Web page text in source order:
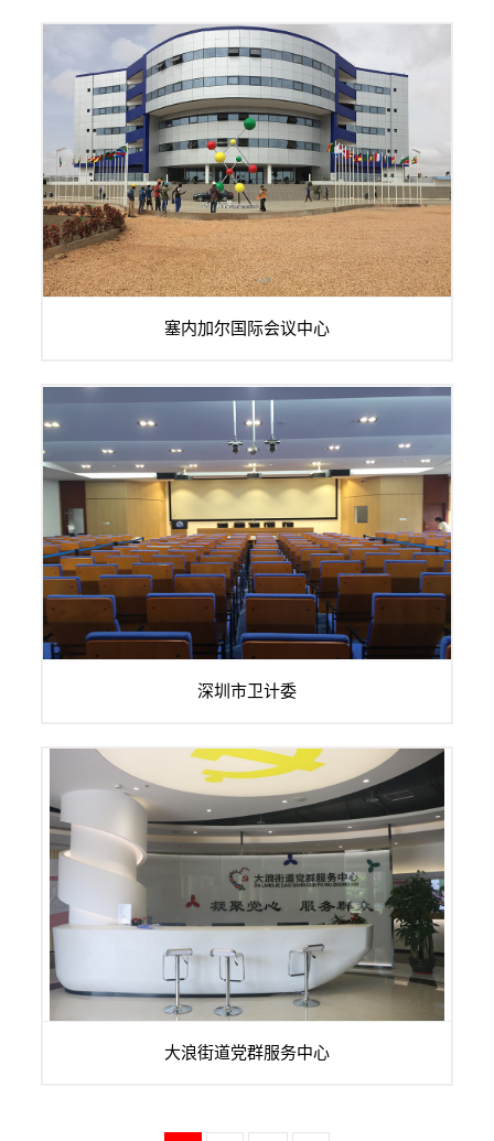
塞内加尔国际会议中心
深圳市卫计委
大浪街道党群服务中心